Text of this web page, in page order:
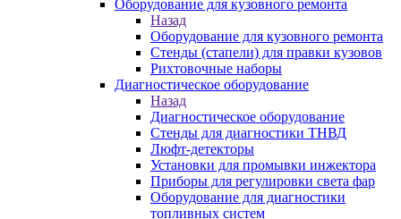
Оборудование для кузовного ремонта
Назад
Оборудование для кузовного ремонта
Стенды (стапели) для правки кузовов
Рихтовочные наборы
Диагностическое оборудование
Назад
Диагностическое оборудование
Стенды для диагностики ТНВД
Люфт-детекторы
Установки для промывки инжектора
Приборы для регулировки света фар
Оборудование для диагностики
топливных систем